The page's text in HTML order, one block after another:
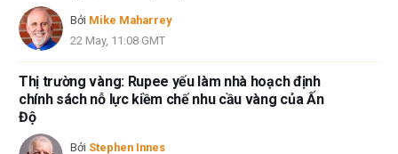
Bởi Mike Maharrey
22 May, 11:08 GMT
Thị trường vàng: Rupee yếu làm nhà hoạch định
chính sách nỗ lực kiềm chế nhu cầu vàng của Ấn
Độ
Bởi Stephen Innes